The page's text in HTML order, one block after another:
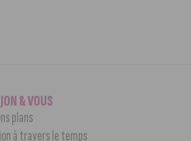
& VOUS
plans
à travers le temps